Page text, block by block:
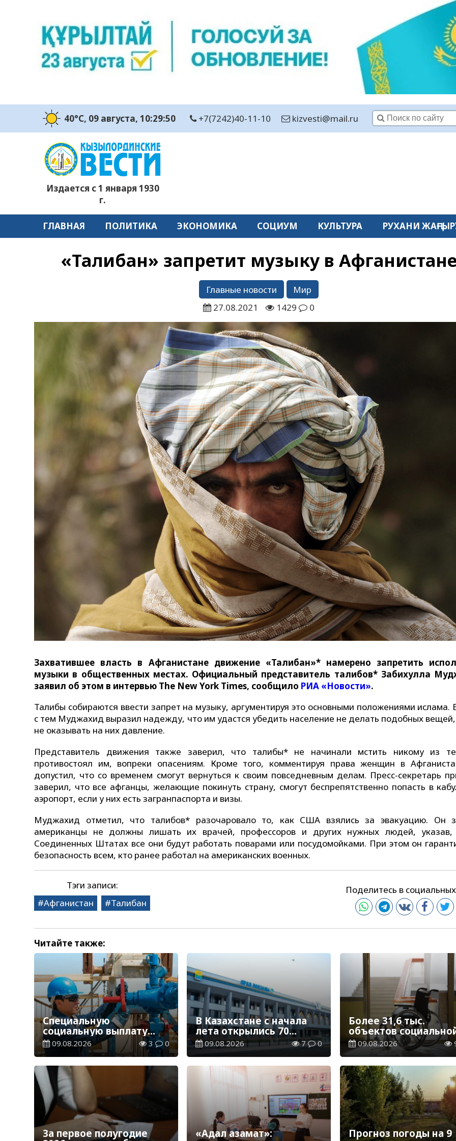
40°C, 09 августа, 10:29:51 +7(7242)40-11-10 kizvesti@mail.ru
Издается с 1 января 1930
г.
ГЛАВНАЯ ПОЛИТИКА ЭКОНОМИКА СОЦИУМ КУЛЬТУРА РУХАНИ
«Талибан» запретит музыку в
Главные новости
Мир
27.08.2021
1429 0
Захватившее власть в Афганистане движение «Талибан»* намерено запретить
музыки в общественных местах. Официальный представитель талибов* Забихулла
заявил об этом в интервью The New York Times, сообщило РИА «Новости».
Талибы собираются ввести запрет на музыку, аргументируя это основными положениями ислама.
с тем Муджахид выразил надежду, что им удастся убедить население не делать подобных
не оказывать на них давление.
Представитель движения также заверил, что талибы* не начинали мстить никому из
противостоял им, вопреки опасениям. Кроме того, комментируя права женщин в
допустил, что со временем смогут вернуться к своим повседневным делам. Пресс-секретарь
заверил, что все афганцы, желающие покинуть страну, смогут беспрепятственно попасть в
аэропорт, если у них есть загранпаспорта и визы.
Муджахид отметил, что талибов* разочаровало то, как США взялись за эвакуацию. Он
американцы не должны лишать их врачей, профессоров и других нужных людей,
Соединенных Штатах все они будут работать поварами или посудомойками. При этом он
безопасность всем, кто ранее работал на американских военных.
Тэги записи:
Афганистан
Талибан
Поделитесь в
Читайте также:
Специальную
социальную выплату
получают свыше 26
тысяч работников,
занятых во вредных
условиях труда
09.08.2026 3 0
В Казахстане с начала
лета открылись 70
реконструированных
железнодорожных
вокзалов
09.08.2026 7 0
Более 31,6 тыс.
объектов
инфраструктуры
адаптированы для
инвалидностью
09.08.2026
За первое полугодие
«Адал азамат»:
Прогноз погоды на 9